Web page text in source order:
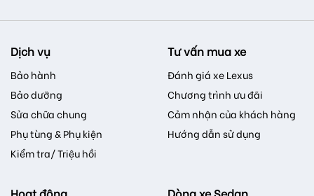
Dịch vụ
Bảo hành
Bảo dưỡng
Sửa chữa chung
Phụ tùng & Phụ kiện
Kiểm tra/ Triệu hồi
Tư vấn mua xe
Đánh giá xe Lexus
Chương trình ưu đãi
Cảm nhận của khách hàng
Hướng dẫn sử dụng